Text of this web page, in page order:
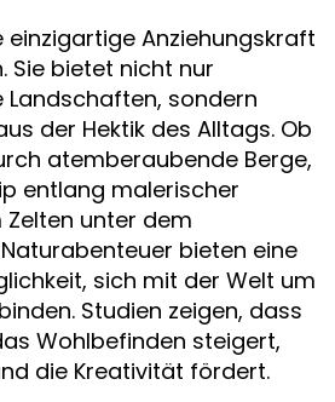
einzigartige Anziehungskraft
Sie bietet nicht nur
sondern
der Hektik des Alltags. Ob
atemberaubende Berge,
entlang malerischer
unter dem
bieten eine
sich mit der Welt um
Studien zeigen, dass
Wohlbefinden steigert,
die Kreativität fördert.